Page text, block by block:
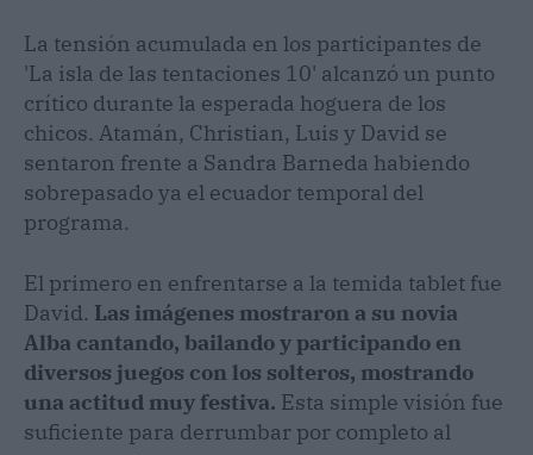
La tensión acumulada en los participantes de
'La isla de las tentaciones 10' alcanzó un punto
crítico durante la esperada hoguera de los
chicos. Atamán, Christian, Luis y David se
sentaron frente a Sandra Barneda habiendo
sobrepasado ya el ecuador temporal del
programa.
El primero en enfrentarse a la temida tablet fue
David. Las imágenes mostraron a su novia
Alba cantando, bailando y participando en
diversos juegos con los solteros, mostrando
una actitud muy festiva. Esta simple visión fue
suficiente para derrumbar por completo al